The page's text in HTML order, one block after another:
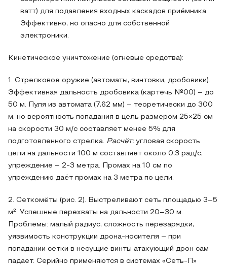
ватт) для подавления входных каскадов приёмника.
Эффективно, но опасно для собственной
электроники.
Кинетическое уничтожение (огневые средства):
1. Стрелковое оружие (автоматы, винтовки, дробовики).
Эффективная дальность дробовика (картечь №00) – до
50 м. Пуля из автомата (7,62 мм) – теоретически до 300
м, но вероятность попадания в цель размером 25×25 см
на скорости 30 м/с составляет менее 5% для
подготовленного стрелка. Расчёт:угловая скорость
цели на дальности 100 м составляет около 0,3 рад/с,
упреждение – 2-3 метра. Промах на 10 см по
упреждению даёт промах на 3 метра по цели.
2. Сеткомёты (рис. 2). Выстреливают сеть площадью 3–5
м². Успешные перехваты на дальности 20–30 м.
Проблемы: малый радиус, сложность перезарядки,
уязвимость конструкции дрона-носителя – при
попадании сетки в несущие винты атакующий дрон сам
падает. Серийно применяются в системах «Сеть-П»